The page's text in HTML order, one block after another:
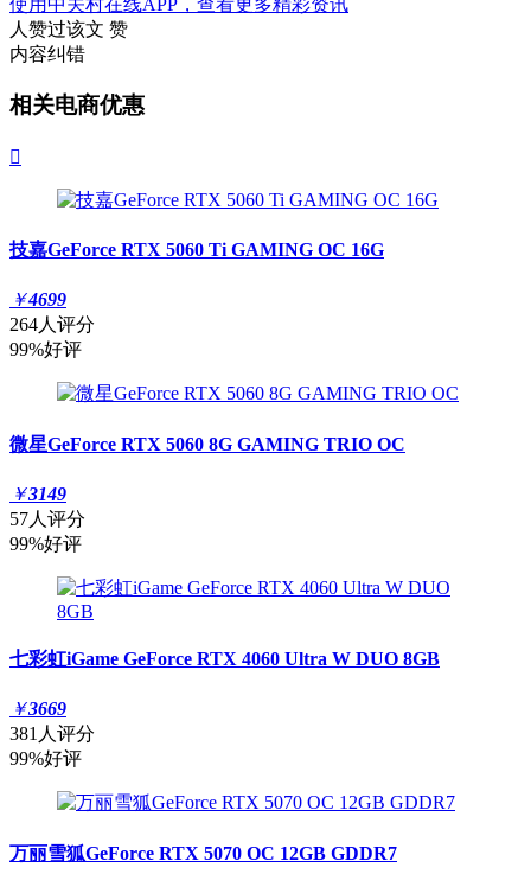
使用中关村在线APP，查看更多精彩资讯
人赞过该文 赞
内容纠错
相关电商优惠

技嘉GeForce RTX 5060 Ti GAMING OC 16G
￥4699
264人评分
99%好评
微星GeForce RTX 5060 8G GAMING TRIO OC
￥3149
57人评分
99%好评
七彩虹iGame GeForce RTX 4060 Ultra W DUO 8GB
￥3669
381人评分
99%好评
万丽雪狐GeForce RTX 5070 OC 12GB GDDR7